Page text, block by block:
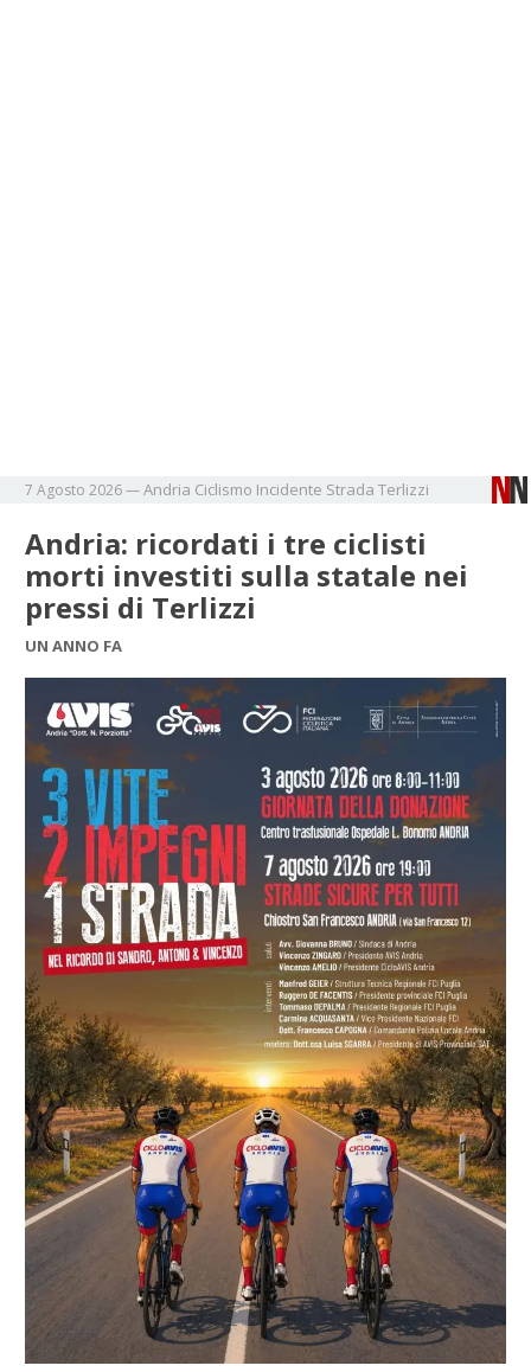
7 Agosto 2026—Andria Ciclismo Incidente Strada Terlizzi
Andria: ricordati i tre ciclisti
morti investiti sulla statale nei
pressi di Terlizzi
UN ANNO FA